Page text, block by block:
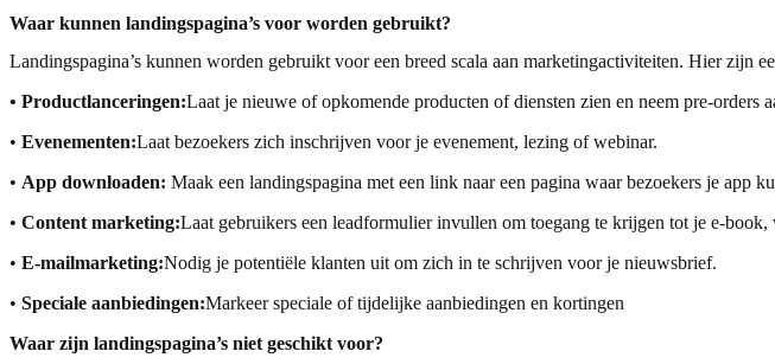
Waar kunnen landingspagina’s voor worden gebruikt?
Landingspagina’s kunnen worden gebruikt voor een breed scala aan marketingactiviteiten. Hier zijn
• Productlanceringen:Laat je nieuwe of opkomende producten of diensten zien en neem pre-orders
• Evenementen:Laat bezoekers zich inschrijven voor je evenement, lezing of webinar.
• App downloaden: Maak een landingspagina met een link naar een pagina waar bezoekers je app
• Content marketing:Laat gebruikers een leadformulier invullen om toegang te krijgen tot je e-
• E-mailmarketing:Nodig je potentiële klanten uit om zich in te schrijven voor je nieuwsbrief.
• Speciale aanbiedingen:Markeer speciale of tijdelijke aanbiedingen en kortingen
Waar zijn landingspagina’s niet geschikt voor?